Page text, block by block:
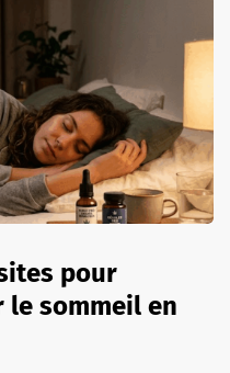
pour
le sommeil en